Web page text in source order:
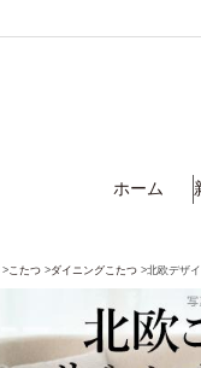
ホーム
>こたつ >ダイニングこたつ >北欧デザ